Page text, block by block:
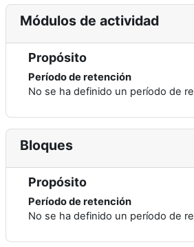
Módulos de actividad
Propósito
Período de retención
No se ha definido un período de
Bloques
Propósito
Período de retención
No se ha definido un período de